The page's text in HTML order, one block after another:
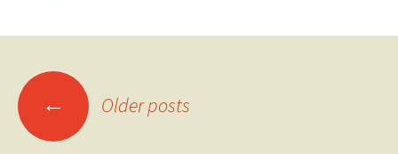
Posts navigation
← Older posts